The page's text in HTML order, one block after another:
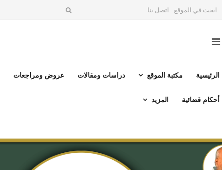
ابحث في الموقع اتصل بنا
الرئيسية مكتبة الموقع دراسات ومقالات عروض ومراجعات
أحكام قضائية المزيد